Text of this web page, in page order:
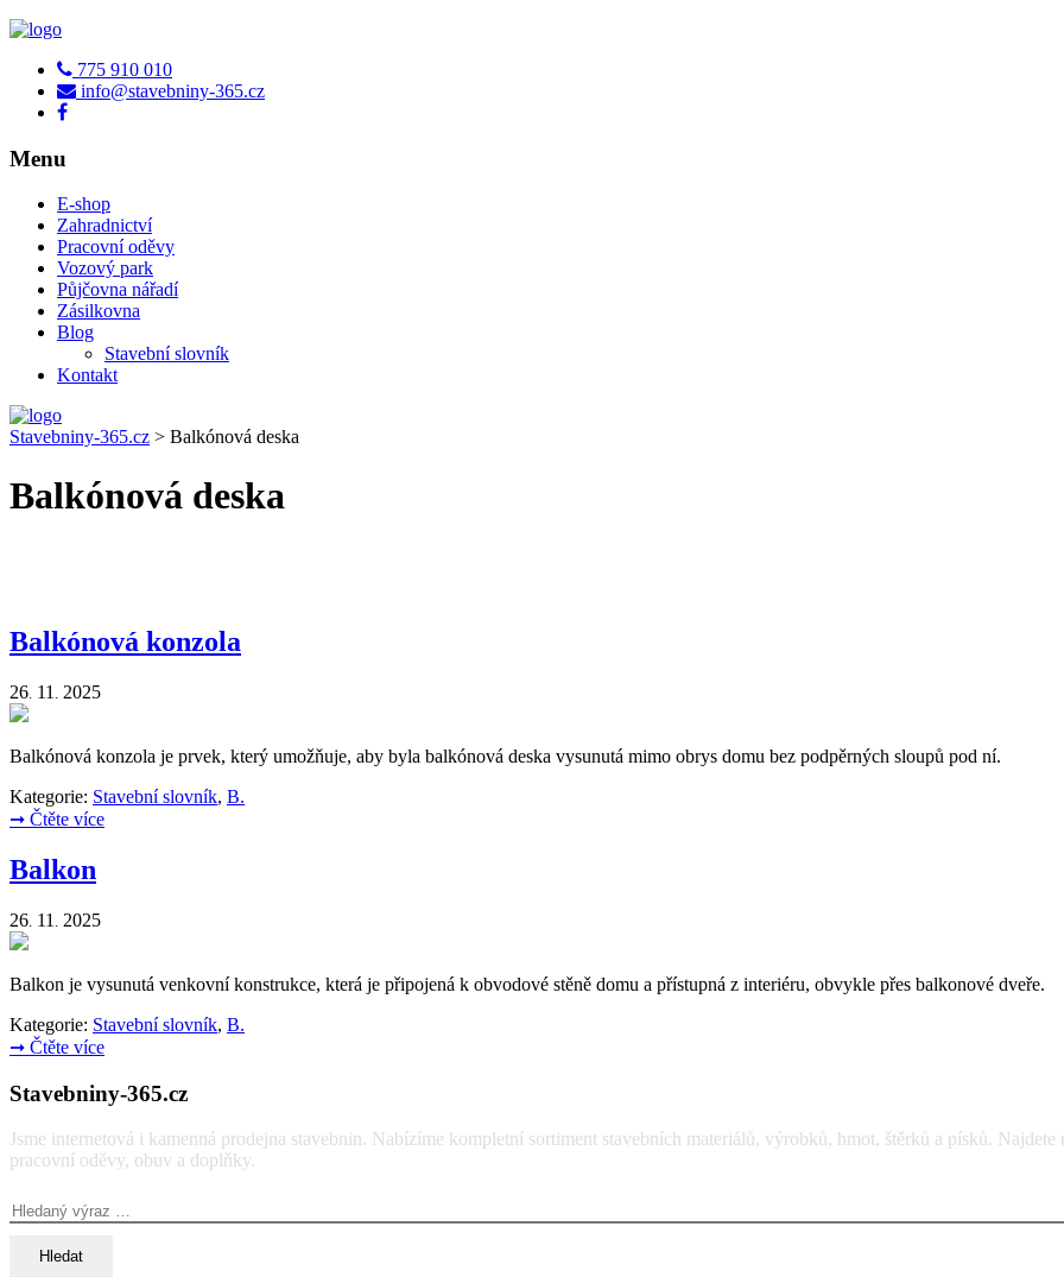
775 910 010
info@stavebniny-365.cz
Menu
E-shop
Zahradnictví
Pracovní oděvy
Vozový park
Půjčovna nářadí
Zásilkovna
Blog
Stavební slovník
Kontakt
Stavebniny-365.cz > Balkónová deska
Balkónová deska
Balkónová konzola
26. 11 . 2025
Balkónová konzola je prvek, který umožňuje, aby byla balkónová deska vysunutá mimo obrys domu bez podpěrných sloupů pod ní.
Kategorie: Stavební slovník, B.
➞ Čtěte více
Balkon
26 11 2025
Balkon je vysunutá venkovní konstrukce, která je připojená k obvodové stěně domu a přístupná z interiéru, obvykle přes balkonové dveře.
Kategorie: Stavební slovník, B.
➞ Čtěte více
Stavebniny-365.cz
Jsme internetová i kamenná prodejna stavebnin. Nabízíme kompletní sortiment stavebních materiálů, výrobků, hmot, štěrků a písků.
pracovní oděvy, obuv a doplňky.